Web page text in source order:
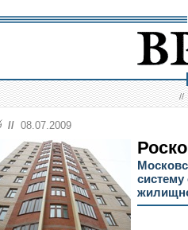
//
// 08.07.2009